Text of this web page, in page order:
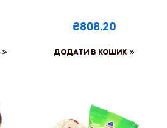
₴808.20
ДОДАТИ В КОШИК